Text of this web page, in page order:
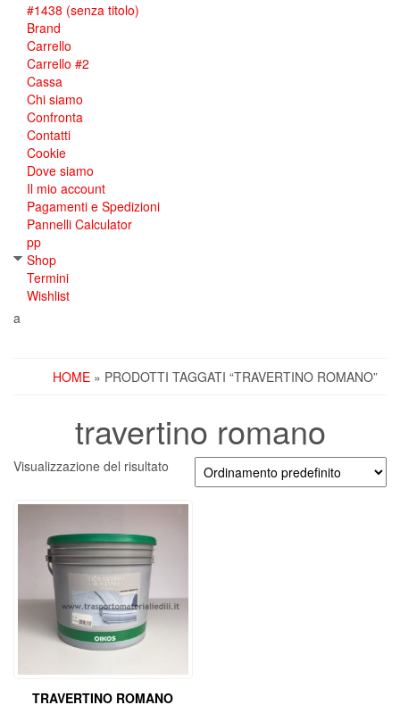
#1438 (senza titolo)
Brand
Carrello
Carrello #2
Cassa
Chi siamo
Confronta
Contatti
Cookie
Dove siamo
Il mio account
Pagamenti e Spedizioni
Pannelli Calculator
pp
Shop
Termini
Wishlist
a
HOME » PRODOTTI TAGGATI “TRAVERTINO ROMANO”
travertino romano
Visualizzazione del risultato
TRAVERTINO ROMANO